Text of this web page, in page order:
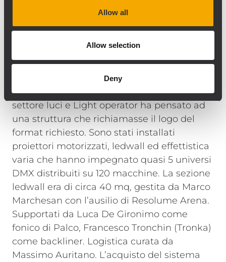
Allow all
Allow selection
Deny
volta acceso il sistema, di rilevare
correttamente ogni singolo modulo e quindi
funzionamento ottenendo - poco dopo -
una prova di ascolto già ben ottimizzata.”
Anche il set luci era degno di un evento
importante. Fabio Roder, responsabile
settore luci e Light operator ha pensato ad
una struttura che richiamasse il logo del
format richiesto. Sono stati installati
proiettori motorizzati, ledwall ed effettistica
varia che hanno impegnato quasi 5 universi
DMX distribuiti su 120 macchine. La sezione
ledwall era di circa 40 mq, gestita da Marco
Marchesan con l’ausilio di Resolume Arena.
Supportati da Luca De Gironimo come
fonico di Palco, Francesco Tronchin (Tronka)
come backliner. Logistica curata da
Massimo Auritano. L’acquisto del sistema